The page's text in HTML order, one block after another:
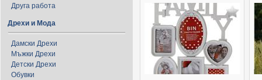
Друга работа
Дрехи и Мода
Дамски Дрехи
Мъжки Дрехи
Детски Дрехи
Обувки